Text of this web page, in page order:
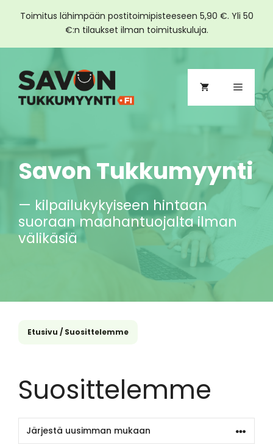
Toimitus lähimpään postitoimipisteeseen 5,90 €. Yli 50
€:n tilaukset ilman toimituskuluja.
sisältöön
Valikko
Savon Tukkumyynti
— kilpailukykyiseen hintaan
suoraan maahantuojalta ilman
välikäsiä
Etusivu / Suosittelemme
Suosittelemme